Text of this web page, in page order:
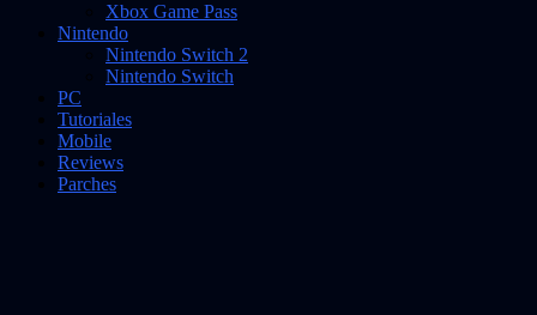
Xbox Game Pass
Nintendo
Nintendo Switch 2
Nintendo Switch
PC
Tutoriales
Mobile
Reviews
Parches